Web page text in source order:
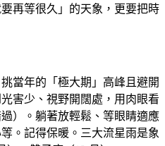
再等很久」的天象，更要把時
挑當年的「極大期」高峰且避開
害少、視野開闊處，用肉眼看
）。躺著放輕鬆、等眼睛適應
。記得保暖。三大流星雨是象